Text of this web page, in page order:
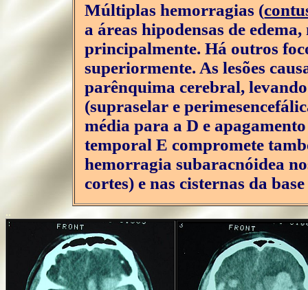
Múltiplas hemorragias (
a áreas hipodensas de
principalmente. Há outros
superiormente. As lesões
parênquima cerebral,
(supraselar e
média para a D e
temporal E compromete
hemorragia subaracnóidea
cortes) e nas cisternas da
..